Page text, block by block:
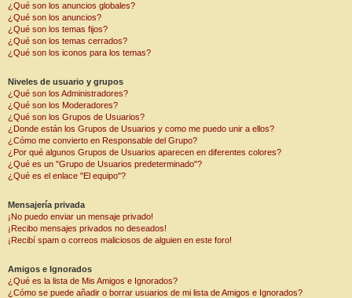
¿Qué son los anuncios globales?
¿Qué son los anuncios?
¿Qué son los temas fijos?
¿Qué son los temas cerrados?
¿Qué son los iconos para los temas?
Niveles de usuario y grupos
¿Qué son los Administradores?
¿Qué son los Moderadores?
¿Qué son los Grupos de Usuarios?
¿Donde están los Grupos de Usuarios y como me puedo unir a ellos?
¿Cómo me convierto en Responsable del Grupo?
¿Por qué algunos Grupos de Usuarios aparecen en diferentes colores?
¿Qué es un "Grupo de Usuarios predeterminado"?
¿Qué es el enlace "El equipo"?
Mensajería privada
¡No puedo enviar un mensaje privado!
¡Recibo mensajes privados no deseados!
¡Recibí spam o correos maliciosos de alguien en este foro!
Amigos e Ignorados
¿Qué es la lista de Mis Amigos e Ignorados?
¿Cómo se puede añadir o borrar usuarios de mi lista de Amigos e Ignorados?